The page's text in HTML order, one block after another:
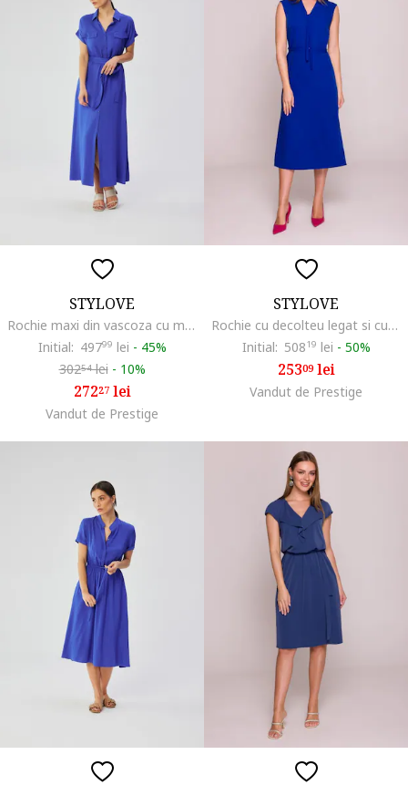
STYLOVE
Rochie maxi din vascoza cu maneci scurte,, Albastru
Initial: 49799 lei - 45%
30254lei - 10%
27227lei
Vandut de Prestige
STYLOVE
Rochie cu decolteu legat si curea in talie,
Initial: 50819 lei - 50%
25309lei
Vandut de Prestige